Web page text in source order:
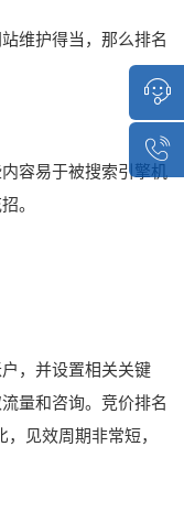
维护得当，那么排名
容易于被搜索引擎机
。
，并设置相关关键
量和咨询。竞价排名
见效周期非常短，
点击咨